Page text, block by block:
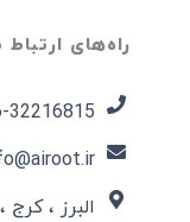
راه‌های ارتباط
32216815​
البرز ، کرج